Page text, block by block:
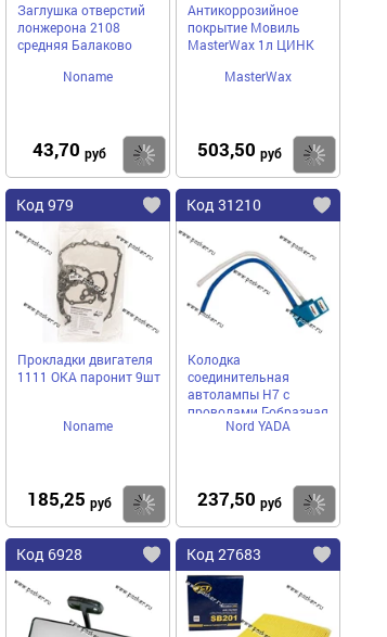
Заглушка отверстий
лонжерона 2108
средняя Балаково
Noname
43,70 руб Купить
Антикоррозийное
покрытие Мовиль
MasterWax 1л ЦИНК
MasterWax
503,50 руб
Код 979
Прокладки двигателя
1111 ОКА паронит 9шт
Noname
185,25 руб Купить
Код 31210
Колодка
соединительная
автолампы H7 с
проводами Г-образная
керамика Nord YADA
Nord YADA
237,50 руб
Код 6928 Код 27683